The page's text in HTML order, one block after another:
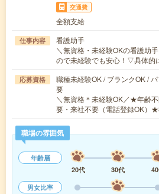
交通費
全額支給
仕事内容
看護助手
＼無資格・未経験OKの看護助
ので未経験でも安心！▽具体
応募資格
職種未経験OK / ブランクOK /
要
＼無資格＊未経験OK／★年齢
要・来社不要（電話登録OK）
職場の雰囲気
年齢層
20代
30代
男女比率